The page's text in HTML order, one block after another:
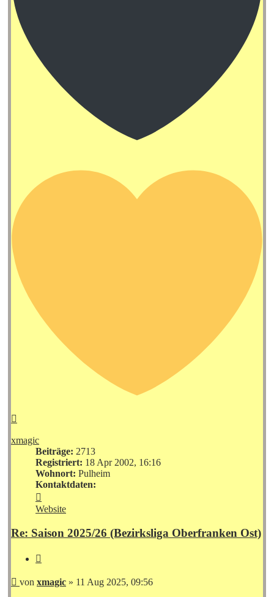
xmagic
Beiträge: 2713
Registriert: 18 Apr 2002, 16:16
Wohnort: Pulheim
Kontaktdaten:
von
xmagic
Website
Re: Saison 2025/26 (Bezirksliga Oberfranken Ost)
Beitrag
von xmagic » 11 Aug 2025, 09:56